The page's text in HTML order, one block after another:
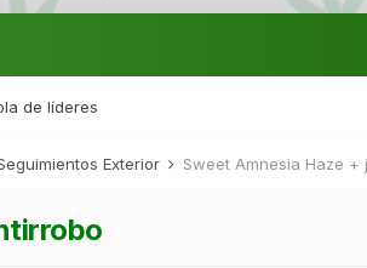
de líderes
Exterior Sweet Amnesia Haze +